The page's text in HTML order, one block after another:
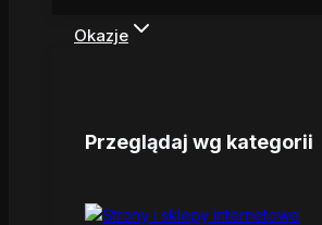
Okazje
Przeglądaj wg kategorii